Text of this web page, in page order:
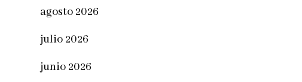
agosto 2026
julio 2026
junio 2026